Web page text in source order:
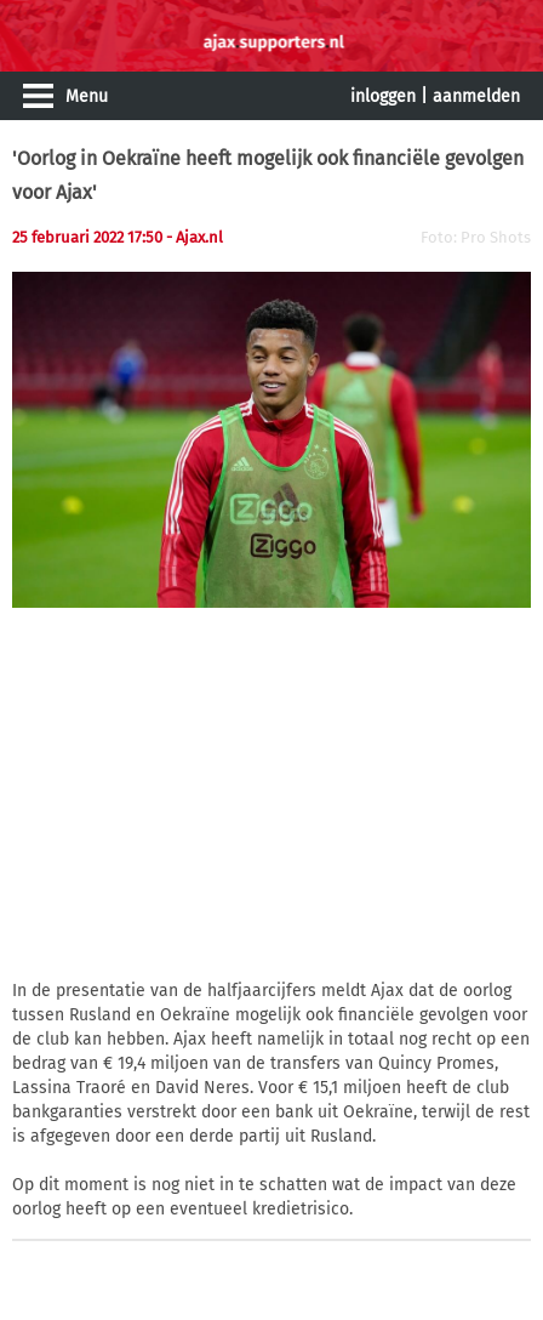
Menu inloggen aanmelden
'Oorlog in Oekraïne heeft mogelijk ook financiële gevolgen
voor Ajax'
25 februari 2022 17:50 - Ajax.nl Foto: Pro Shots
In de presentatie van de halfjaarcijfers meldt Ajax dat de oorlog
tussen Rusland en Oekraïne mogelijk ook financiële gevolgen voor
de club kan hebben. Ajax heeft namelijk in totaal nog recht op een
bedrag van € 19,4 miljoen van de transfers van Quincy Promes,
Lassina Traoré en David Neres. Voor € 15,1 miljoen heeft de club
bankgaranties verstrekt door een bank uit Oekraïne, terwijl de rest
is afgegeven door een derde partij uit Rusland.
Op dit moment is nog niet in te schatten wat de impact van deze
oorlog heeft op een eventueel kredietrisico.